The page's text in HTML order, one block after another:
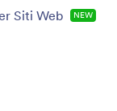
Siti Web NEW